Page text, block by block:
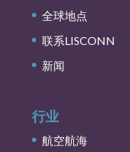
全球地点
联系LISCONN
新闻
行业
航空航海